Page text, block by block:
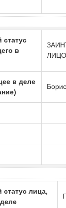
в
ЛИЦО
в деле
лица,